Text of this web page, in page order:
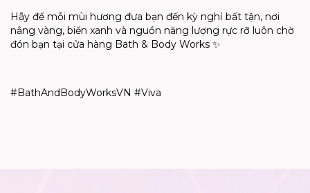
Hãy để mỗi mùi hương đưa bạn đến kỳ nghỉ bất tận, nơi
nắng vàng, biển xanh và nguồn năng lượng rực rỡ luôn chờ
đón bạn tại cửa hàng Bath & Body Works ✨
#BathAndBodyWorksVN #Viva